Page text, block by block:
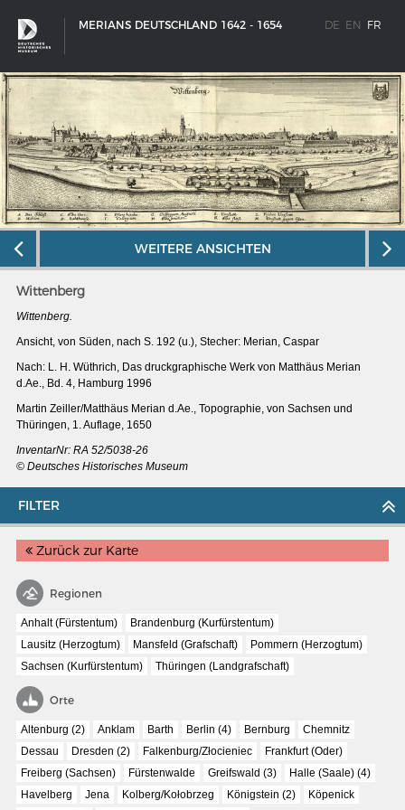
MERIANS DEUTSCHLAND 1642 - 1654 DE EN FR
SCHIFFSTYPEN
Entwicklungen im europäischen Schiffbau
MERIANS DEUTSCHLAND 1642 - 1654
Interaktive Karte
Bildergalerie Topographia Germaniae
Impressum
FILTER
Zurück zur Karte
Regionen
Anhalt (Fürstentum)
Brandenburg (Kurfürstentum)
Lausitz (Herzogtum)
Mansfeld (Grafschaft)
Pommern (Herzogtum)
Sachsen (Kurfürstentum)
Thüringen (Landgrafschaft)
Orte
Altenburg (2) Anklam Barth Berlin (4) Bernburg
Chemnitz
Dessau
Dresden (2) Falkenburg/Złocieniec
Frankfurt (Oder)
Freiberg (Sachsen)
Fürstenwalde Greifswald (3)
Halle (Saale) (4)
Havelberg
Jena Kolberg/Kołobrzeg Königstein (2) Köpenick
WEITERE ANSICHTEN
Wittenberg
Wittenberg.
Ansicht, von Süden, nach S. 192 (u.), Stecher: Merian, Caspar
Nach: L. H. Wüthrich, Das druckgraphische Werk von Matthäus Merian
d.Ae., Bd. 4, Hamburg 1996
Martin Zeiller/Matthäus Merian d.Ae., Topographie, von Sachsen und
Thüringen, 1. Auflage, 1650
InventarNr: RA 52/5038-26
© Deutsches Historisches Museum